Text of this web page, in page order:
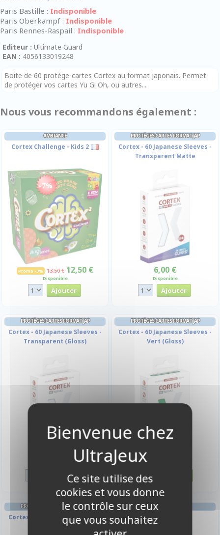
Paris Bastille : Indisponible
Paris Oberkampf : Indisponible
Paris Rennes-Raspail : Indisponible
Editeur : Ultimate Guard
EAN : 4056133019248
Boite de 60 protège-cartes Cortex au format japonais. Permet
de protéger vos cartes Yu Gi Oh, ou autres...
Nous vous recommandons également :
AMBIANCE
Cortex Challenge - Kids 2
-7%
Promo -7% 13,50 € 12,50 €
Disponible
PROTÈGES CARTES FORMAT JAP
Cortex - 60 Japanese Sleeves -
Transparent Matte
6,00 €
Disponible
PROTÈGES CARTES FORMAT JAP
Cortex - 60 Japanese Sleeves -
Transparent (Gloss)
PROTÈGES CARTES FORMAT JAP
Cortex - 60 Japanese Sleeves -
Vert (Gloss)
PROTÈGES CARTES FORMAT JAP
Cortex - 60 Japanese Sleeves -
Vert Matte
AMBIANCE
Ouga Bouga
Ce site utilise des
cookies et vous donne
le contrôle sur ceux
que vous souhaitez